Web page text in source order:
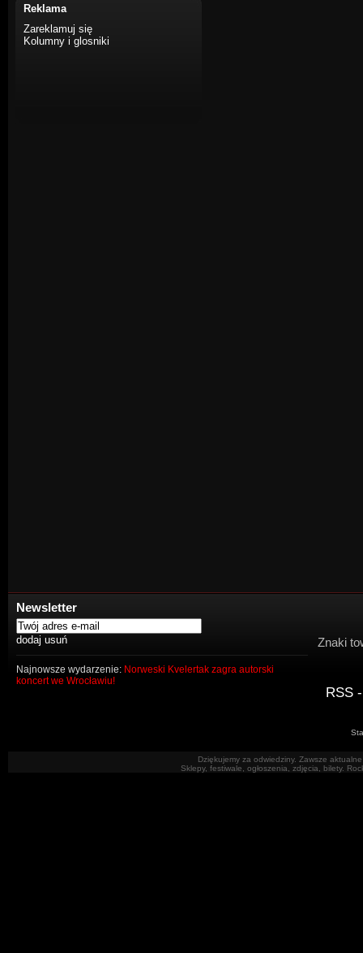
Reklama
Zareklamuj się
Kolumny i glosniki
Newsletter
Najnowsze wydarzenie: Norweski Kvelertak zagra autorski
koncert we Wrocławiu!
Znaki
RSS
Dziękujemy za odwiedziny. Zawsze
Sklepy, festiwale, ogłoszenia, zdjęcia, bilety.